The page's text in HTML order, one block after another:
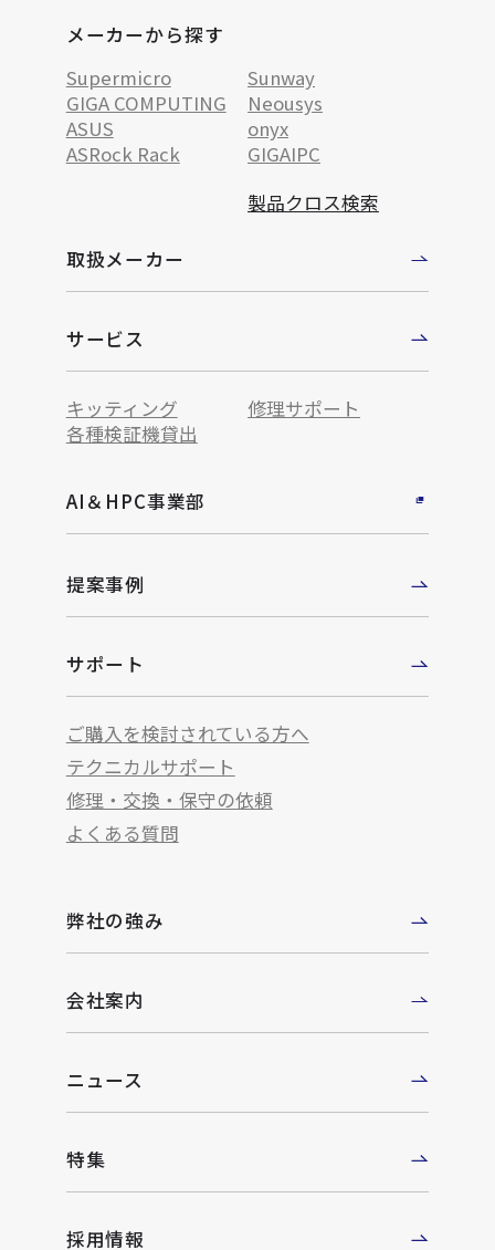
メーカーから探す
Supermicro
Sunway
GIGA COMPUTING
Neousys
ASUS
onyx
ASRock Rack
GIGAIPC
製品クロス検索
取扱メーカー
サービス
キッティング
修理サポート
各種検証機貸出
AI＆HPC事業部
提案事例
サポート
ご購入を検討されている方へ
テクニカルサポート
修理・交換・保守の依頼
よくある質問
弊社の強み
会社案内
ニュース
特集
採用情報